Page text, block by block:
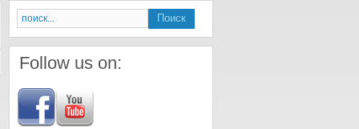
Follow us on: